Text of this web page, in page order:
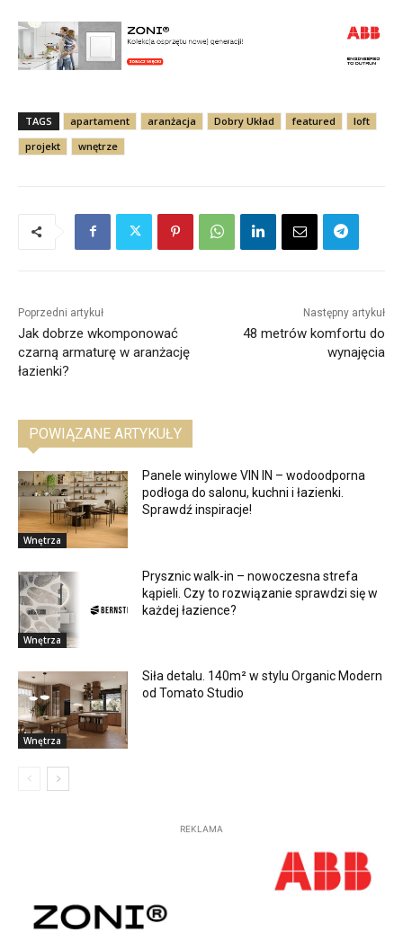
TAGS apartament aranżacja Dobry Układ featured
loft
projekt
wnętrze
Poprzedni artykuł
Jak dobrze wkomponować
czarną armaturę w aranżację
łazienki?
Następny artykuł
48 metrów komfortu do
wynajęcia
POWIĄZANE ARTYKUŁY
Wnętrza
Panele winylowe VIN IN – wodoodporna
podłoga do salonu, kuchni i łazienki.
Sprawdź inspiracje!
Wnętrza
Prysznic walk-in – nowoczesna strefa
kąpieli. Czy to rozwiązanie sprawdzi się w
każdej łazience?
Wnętrza
Siła detalu. 140m² w stylu Organic Modern
od Tomato Studio
REKLAMA